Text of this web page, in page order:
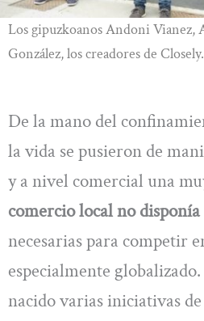
Los gipuzkoanos Andoni
González, los creadores de
De la mano del
la vida se pusieron de
y a nivel comercial una
comercio local no
necesarias para competir
especialmente
nacido varias iniciativas